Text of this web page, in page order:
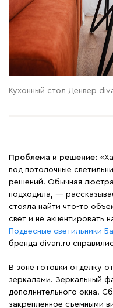
Кухонный стол Денвер
Проблема и решение:
под потолочные
решений. Обычная
подходила, —
стояла найти что-то
свет и не акцентировать
Подвесные светильники
бренда divan.ru
В зоне готовки отделку
зеркалами. Зеркальный
дополнительного окна.
закрепленное съемными